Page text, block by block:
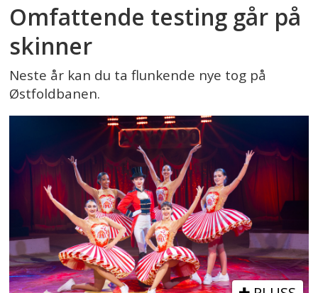
Omfattende testing går på
skinner
Neste år kan du ta flunkende nye tog på
Østfoldbanen.